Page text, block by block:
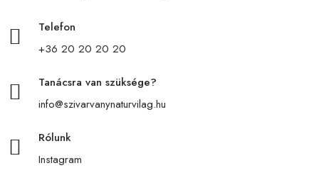
Telefon
+36 20 20 20 20
Tanácsra van szüksége?
info@szivarvanynaturvilag.hu
Rólunk
Instagram